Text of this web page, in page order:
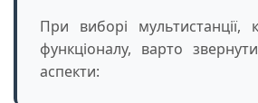
При виборі мультистанції,
функціоналу, варто
аспекти: